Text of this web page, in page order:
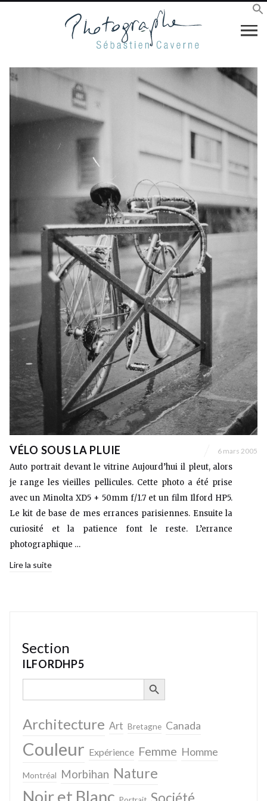
VÉLO SOUS LA PLUIE 6 mars 2005
Auto portrait devant le vitrine Aujourd’hui il pleut, alors
je range les vieilles pellicules. Cette photo a été prise
avec un Minolta XD5 + 50mm f/1.7 et un film Ilford HP5.
Le kit de base de mes errances parisiennes. Ensuite la
curiosité et la patience font le reste. L’errance
photographique …
Lire la suite
Section
ILFORDHP5
Search
SEARCH BUTTON
Architecture Art Bretagne Canada
Couleur Expérience Femme Homme
Montréal Morbihan Nature
Noir et Blanc Société